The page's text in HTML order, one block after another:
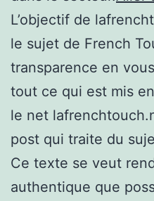
L’objectif de
le sujet de French
transparence en
tout ce qui est mis
le net
post qui traite du
Ce texte se veut
authentique que